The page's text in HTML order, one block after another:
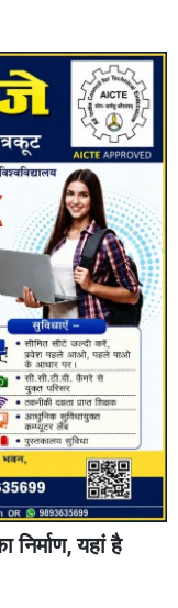
निर्माण, यहां है